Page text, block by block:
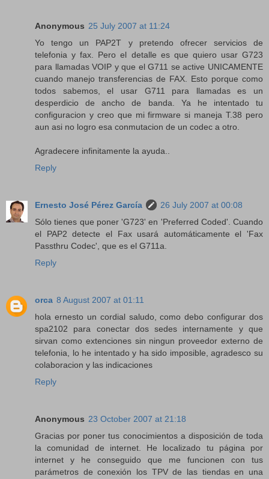
Anonymous 25 July 2007 at 11:24
Yo tengo un PAP2T y pretendo ofrecer servicios de
telefonia y fax. Pero el detalle es que quiero usar G723
para llamadas VOIP y que el G711 se active UNICAMENTE
cuando manejo transferencias de FAX. Esto porque como
todos sabemos, el usar G711 para llamadas es un
desperdicio de ancho de banda. Ya he intentado tu
configuracion y creo que mi firmware si maneja T.38 pero
aun asi no logro esa conmutacion de un codec a otro.
Agradecere infinitamente la ayuda..
Reply
Ernesto José Pérez García
26 July 2007 at 00:08
Sólo tienes que poner 'G723' en 'Preferred Coded'. Cuando
el PAP2 detecte el Fax usará automáticamente el 'Fax
Passthru Codec', que es el G711a.
Reply
orca 8 August 2007 at 01:11
hola ernesto un cordial saludo, como debo configurar dos
spa2102 para conectar dos sedes internamente y que
sirvan como extenciones sin ningun proveedor externo de
telefonia, lo he intentado y ha sido imposible, agradesco su
colaboracion y las indicaciones
Reply
Anonymous 23 October 2007 at 21:18
Gracias por poner tus conocimientos a disposición de toda
la comunidad de internet. He localizado tu página por
internet y he conseguido que me funcionen con tus
parámetros de conexión los TPV de las tiendas en una